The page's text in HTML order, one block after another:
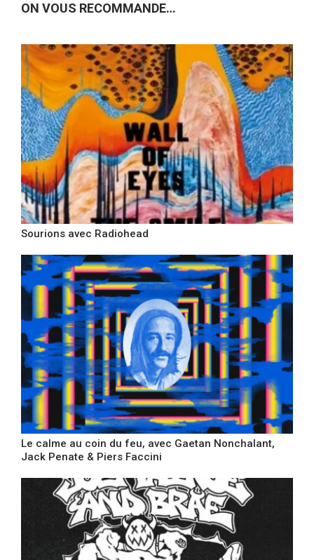
ON VOUS RECOMMANDE…
Sourions avec Radiohead
Le calme au coin du feu, avec Gaetan Nonchalant,
Jack Penate & Piers Faccini